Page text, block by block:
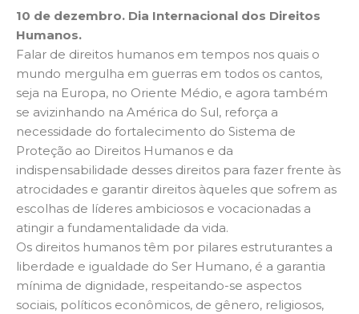
10 de dezembro. Dia Internacional dos Direitos
Humanos.
Falar de direitos humanos em tempos nos quais o
mundo mergulha em guerras em todos os cantos,
seja na Europa, no Oriente Médio, e agora também
se avizinhando na América do Sul, reforça a
necessidade do fortalecimento do Sistema de
Proteção ao Direitos Humanos e da
indispensabilidade desses direitos para fazer frente às
atrocidades e garantir direitos àqueles que sofrem as
escolhas de líderes ambiciosos e vocacionadas a
atingir a fundamentalidade da vida.
Os direitos humanos têm por pilares estruturantes a
liberdade e igualdade do Ser Humano, é a garantia
mínima de dignidade, respeitando-se aspectos
sociais, políticos econômicos, de gênero, religiosos,